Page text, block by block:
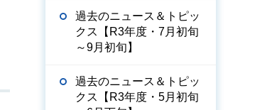
過去のニュース＆トピッ
クス【R3年度・7月初旬
～9月初旬】
過去のニュース＆トピッ
クス【R3年度・5月初旬